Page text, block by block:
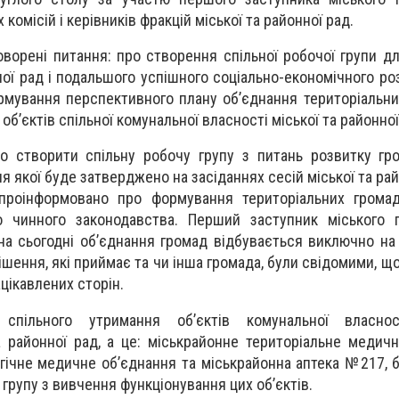
і керівників фракцій міської та районної рад.
питання: про створення спільної робочої групи
рад і подальшого успішного соціально-економічного
перспективного плану об’єднання
спільної комунальної власності міської та
створити спільну робочу групу з питань розвитку
якої буде затверджено на засіданнях сесій міської та
про формування територіальних
чинного законодавства. Перший заступник міського
сьогодні об’єднання громад відбувається виключно на
які приймає та чи інша громада, були свідомими,
сторін.
утримання об’єктів комунальної
районної рад, а це: міськрайонне територіальне
медичне об’єднання та міськрайонна аптека №217,
з вивчення функціонування цих об’єктів.